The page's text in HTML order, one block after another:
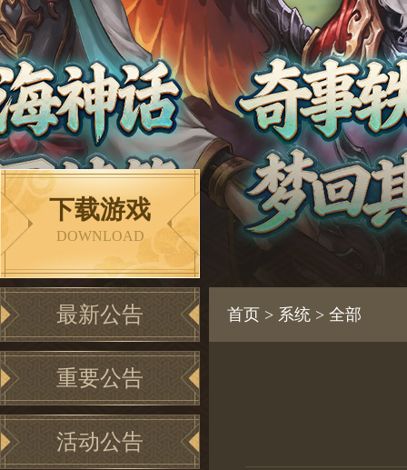
下载游戏
DOWNLOAD
最新公告
重要公告
活动公告
首页 > 系统 > 全部